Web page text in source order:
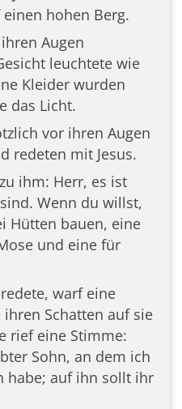
hohen Berg.
Augen
leuchtete wie
Kleider wurden
das Licht.
vor ihren Augen
redeten mit Jesus.
ihm: Herr, es ist
Wenn du willst,
Hütten bauen, eine
und eine für
warf eine
Schatten auf sie
rief eine Stimme:
Sohn, an dem ich
habe; auf ihn sollt ihr